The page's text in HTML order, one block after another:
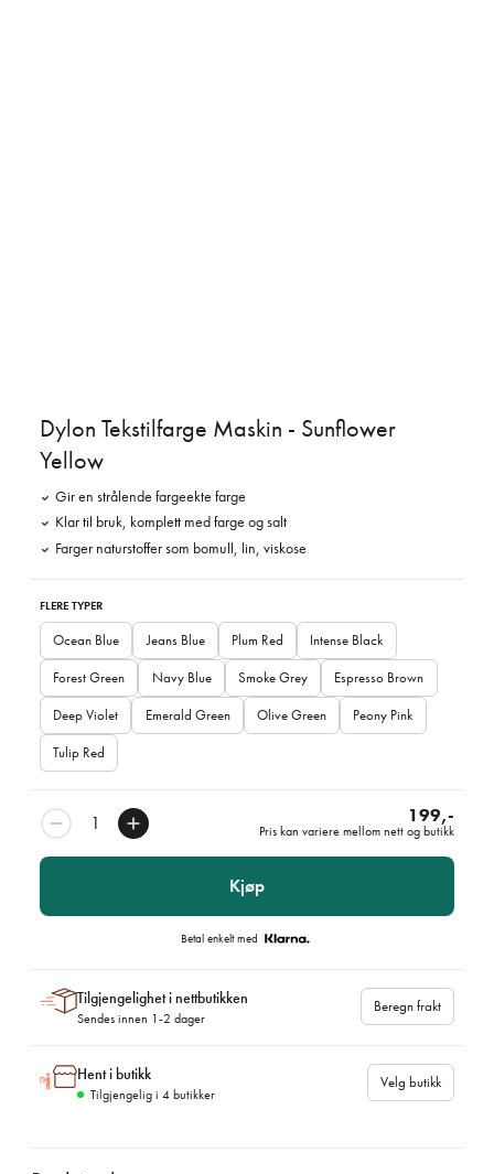
Dylon Tekstilfarge Maskin - Sunflower
Yellow
Gir en strålende fargeekte farge
Klar til bruk, komplett med farge og salt
Farger naturstoffer som bomull, lin, viskose
FLERE TYPER
Ocean Blue Jeans Blue Plum Red
Intense Black
Forest Green
Navy Blue Smoke Grey
Espresso Brown
Deep Violet
Emerald Green Olive Green
Peony Pink
Tulip Red
199,-
Pris kan variere mellom nett og butikk
Kjøp
Betal enkelt med
Tilgjengelighet i nettbutikken
Sendes innen 1-2 dager
Beregn frakt
Hent i butikk
Tilgjengelig i 4butikker
Velg butikk